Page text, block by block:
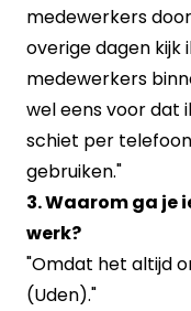
medewerkers
overige dagen kijk
medewerkers
wel eens voor dat
schiet per
gebruiken."
3. Waarom ga je
werk?
"Omdat het altijd
(Uden)."